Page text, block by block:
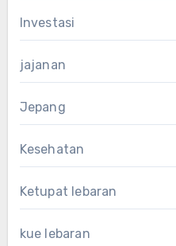
Investasi
jajanan
Jepang
Kesehatan
Ketupat lebaran
kue lebaran